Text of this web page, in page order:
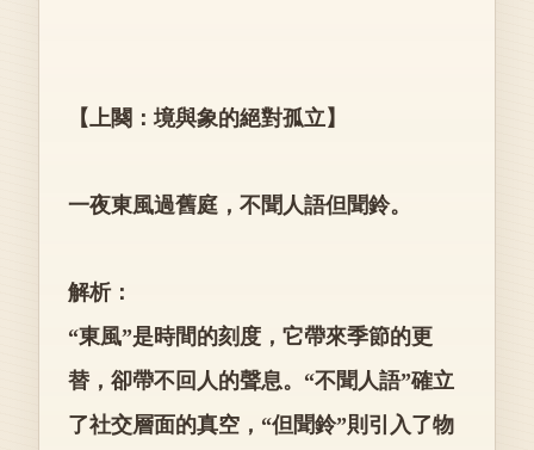
【上闋：境與象的絕對孤立】
一夜東風過舊庭，不聞人語但聞鈴。
解析：
“東風”是時間的刻度，它帶來季節的更
替，卻帶不回人的聲息。“不聞人語”確立
了社交層面的真空，“但聞鈴”則引入了物